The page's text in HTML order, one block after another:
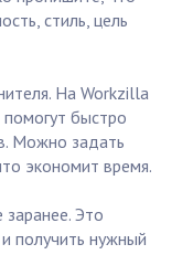
стиль, цель
На Workzilla
быстро
Можно задать
экономит время.
Это
получить нужный